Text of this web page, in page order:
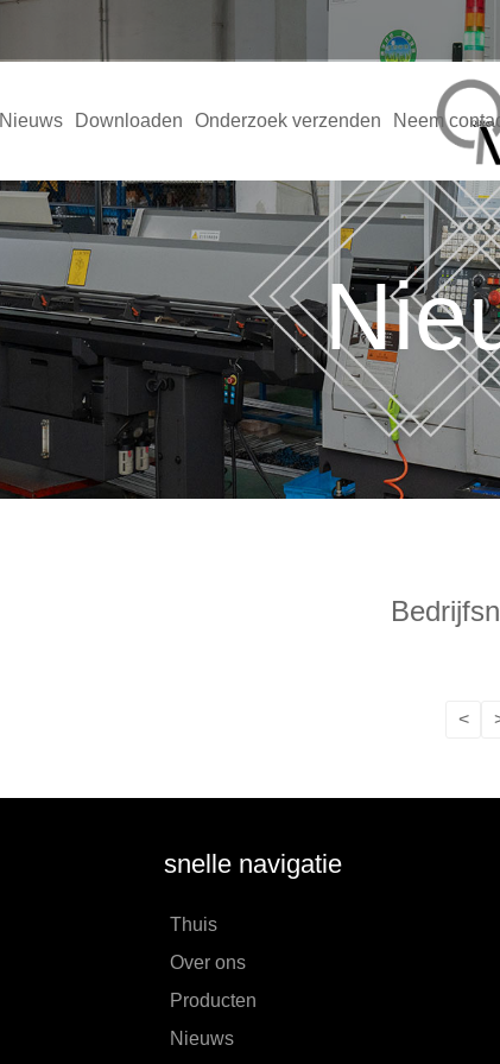
Nieuws Downloaden Onderzoek verzenden Neem
<
snelle navigatie
Thuis
Over ons
Producten
Nieuws